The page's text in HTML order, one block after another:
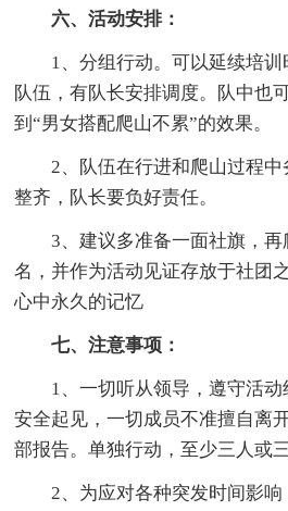
六、活动安排：
1、分组行动。可以延续培训
队伍，有队长安排调度。队中也
到“男女搭配爬山不累”的效果。
2、队伍在行进和爬山过程中
整齐，队长要负好责任。
3、建议多准备一面社旗，再
名，并作为活动见证存放于社团
心中永久的记忆
七、注意事项：
1、一切听从领导，遵守活动
安全起见，一切成员不准擅自离
部报告。单独行动，至少三人或
2、为应对各种突发时间影响